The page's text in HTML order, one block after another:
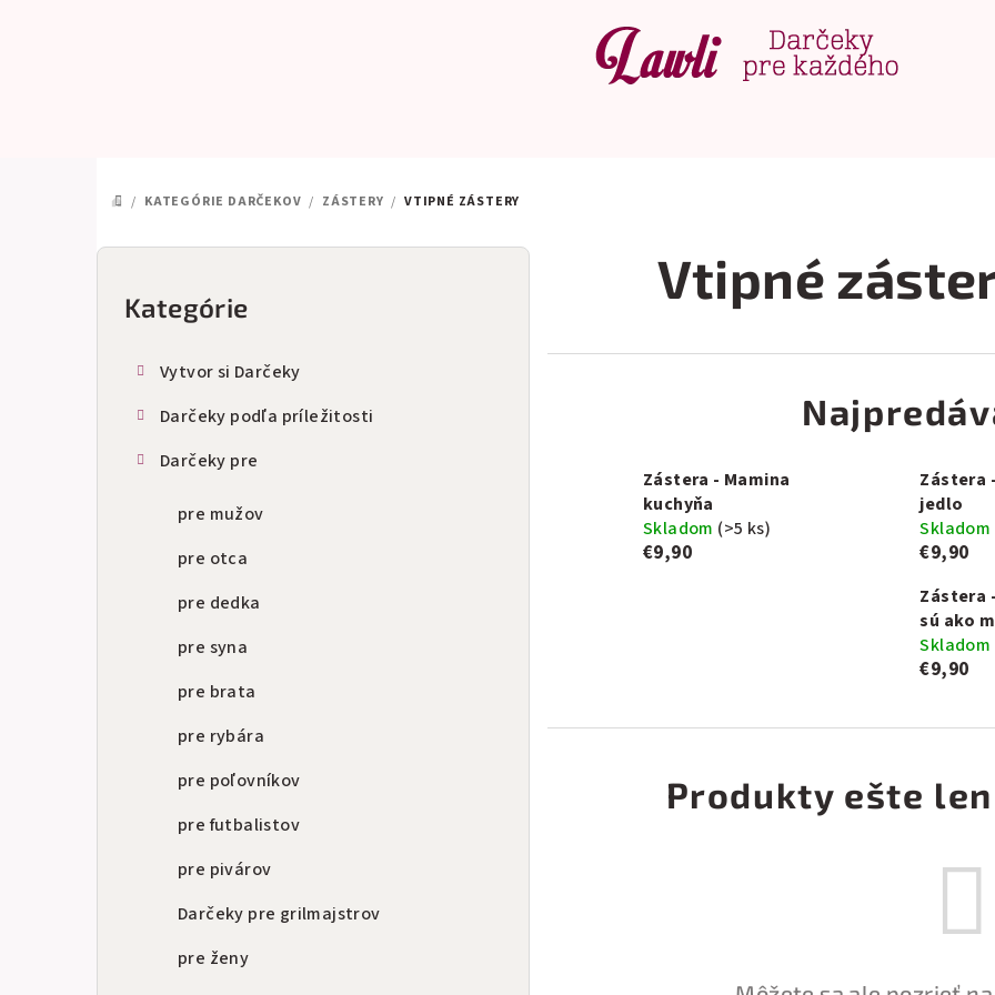
DOMOV
/ KATEGÓRIE DARČEKOV / ZÁSTERY / VTIPNÉ ZÁSTERY
B
Preskočiť
kategórie
Kategórie
Vytvor si Darčeky
Darčeky podľa príležitosti
Darčeky pre
pre mužov
pre otca
pre dedka
pre syna
pre brata
pre rybára
pre poľovníkov
pre futbalistov
pre pivárov
Darčeky pre grilmajstrov
pre ženy
Vtipné
Zástera - Mamina
kuchyňa
Skladom (>5 ks)
€9,90
Zástera
jedlo
Skladom
€9,90
Zástera
sú ako
Skladom
€9,90
Produkty ešte